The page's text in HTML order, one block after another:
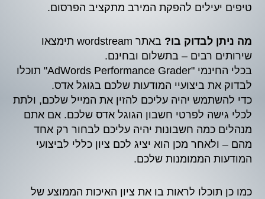
טיפים יעילים להפקת המירב מתקציב הפרסום.
מה ניתן לבדוק בו?
באתר wordstream תימצאו
שירותים רבים – בתשלום ובחינם.
בכלי החינמי "AdWords Performance Grader" תוכלו
לבדוק את ביצועיי המודעות שלכם בגוגל אדס.
כדי להשתמש יהיה עליכם להזין את המייל שלכם, ולתת
לכלי גישה לפרטי חשבון הגוגל אדס שלכם. אם אתם
מנהלים כמה חשבונות יהיה עליכם לבחור רק אחד
מהם – ולאחר מכן הוא יציג לכם ציון כללי לביצועי
המודעות הממומנות שלכם.
כמו כן תוכלו לראות בו את ציון האיכות הממוצע של